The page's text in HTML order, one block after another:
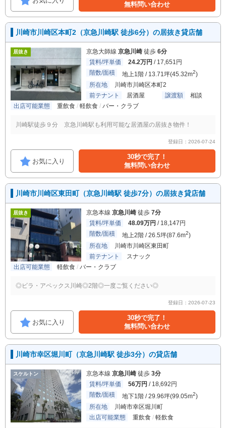
無料問い合わせ
川崎市川崎区本町2（京急川崎駅 徒歩6分）の居抜き貸店舗
居抜き 京急大師線 京急川崎 徒歩 6分
賃料/坪単価
24.2万円 / 17,651円
階数/面積
地上1階 / 13.71坪(45.32m2)
所在地
川崎市川崎区本町2
前テナント
居酒屋 譲渡額
相談
出店可能業態
重飲食 軽飲食 バー・クラブ
川崎駅徒歩９分 京急川崎駅も利用可能な居酒屋の居抜き物件！
登録日：2026-07-24
お気に入り
30秒で完了！
無料問い合わせ
川崎市川崎区東田町（京急川崎駅 徒歩7分）の居抜き貸店舗
居抜き 京急本線 京急川崎 徒歩 7分
賃料/坪単価
48.09万円 / 18,147円
階数/面積
地上2階 / 26.5坪(87.6m2)
所在地
川崎市川崎区東田町
前テナント
スナック
出店可能業態
軽飲食 バー・クラブ
◎ビラ・アペックス川崎◎2階◎一度ご覧ください◎
登録日：2026-07-23
お気に入り
30秒で完了！
無料問い合わせ
川崎市幸区堀川町（京急川崎駅 徒歩3分）の貸店舗
スケルトン 京急本線 京急川崎 徒歩 3分
賃料/坪単価
56万円 / 18,692円
階数/面積
地下1階 / 29.96坪(99.05m2)
所在地
川崎市幸区堀川町
出店可能業態
重飲食 軽飲食